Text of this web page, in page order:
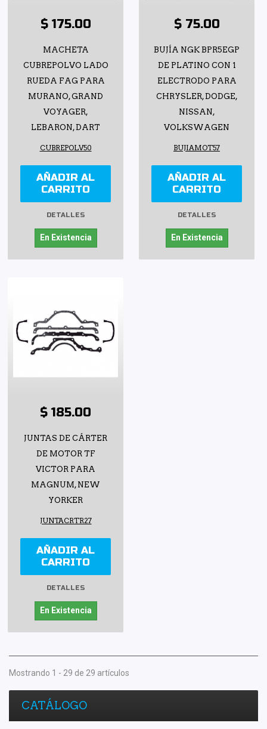
$ 175.00
MACHETA
CUBREPOLVO LADO
RUEDA FAG PARA
MURANO, GRAND
VOYAGER,
LEBARON, DART
CUBREPOLV50
AÑADIR AL
CARRITO
DETALLES
En Existencia
$ 75.00
BUJÍA NGK BPR5EGP
DE PLATINO CON 1
ELECTRODO PARA
CHRYSLER, DODGE,
NISSAN,
VOLKSWAGEN
BUJIAMOT57
AÑADIR AL
CARRITO
DETALLES
En Existencia
$ 185.00
JUNTAS DE CÁRTER
DE MOTOR TF
VICTOR PARA
MAGNUM, NEW
YORKER
JUNTACRTR27
AÑADIR AL
CARRITO
DETALLES
En Existencia
Mostrando 1 - 29 de 29 artículos
CATÁLOGO